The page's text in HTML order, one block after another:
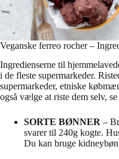
Veganske ferreo rocher –
Ingredienserne til
i de fleste supermarkeder.
supermarkeder, etniske
også vælge at riste dem selv,
SORTE BØNNER –
svarer til 240g kogte.
Du kan bruge